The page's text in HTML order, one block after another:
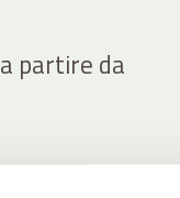
a partire da